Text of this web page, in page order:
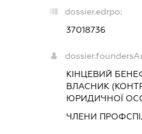
dossier.edrpo:
37018736
КІНЦЕВИЙ
ВЛАСНИК
ЮРИДИЧНОЇ
ЧЛЕНИ